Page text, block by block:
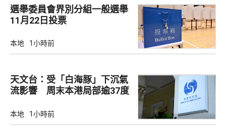
選舉委員會界別分組一般選舉
11月22日投票
本地 1小時前
天文台：受「白海豚」下沉氣
流影響 周末本港局部逾37度
本地 1小時前